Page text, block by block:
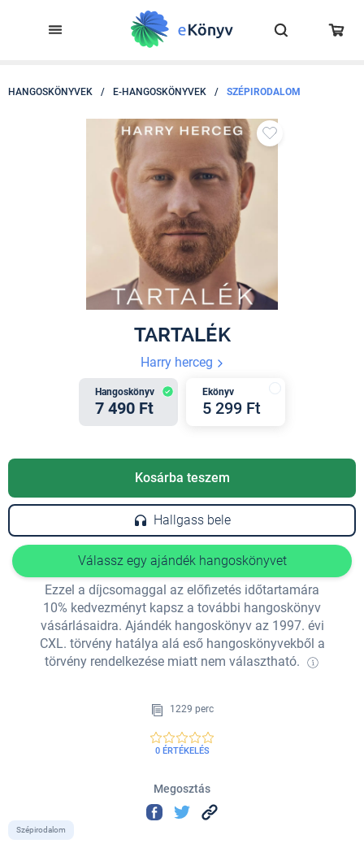
HANGOSKÖNYVEK / E-HANGOSKÖNYVEK / SZÉPIRODALOM
TARTALÉK
Harry herceg
Hangoskönyv
7 490 Ft
Ekönyv
5 299 Ft
Kosárba teszem
Hallgass bele
Válassz egy ajándék hangoskönyvet
Ezzel a díjcsomaggal az előfizetés időtartamára
10% kedvezményt kapsz a további hangoskönyv
vásárlásaidra. Ajándék hangoskönyv az 1997. évi
CXL. törvény hatálya alá eső hangoskönyvekből a
törvény rendelkezése miatt nem választható.
1229 perc
0 ÉRTÉKELÉS
Megosztás
Szépirodalom